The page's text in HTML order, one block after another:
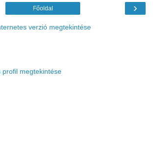
›
Főoldal
verzió megtekintése
profil megtekintése